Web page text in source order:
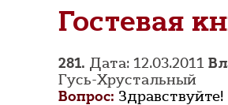
Гостевая
281. Дата: 12.03.2011
Гусь-Хрустальный
Вопрос: Здравствуйте!